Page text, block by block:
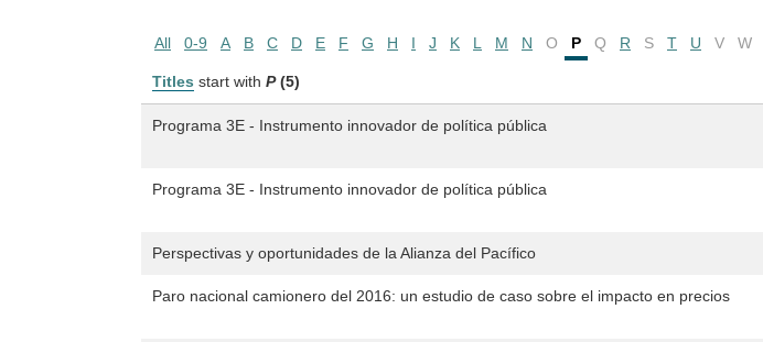
All 0-9 A B C D E F G H I J K L M N O P Q R S T U V W
Titles start with P (5)
Programa 3E - Instrumento innovador de política pública
Programa 3E - Instrumento innovador de política pública
Perspectivas y oportunidades de la Alianza del Pacífico
Paro nacional camionero del 2016: un estudio de caso sobre el impacto en precios